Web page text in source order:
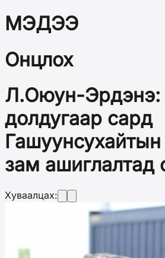
МЭДЭЭ
Онцлох
Л.Оюун-Эрдэнэ:
долдугаар сард
зам ашиглалтад
Хуваалцах: